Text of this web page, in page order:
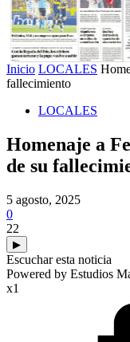
Inicio LOCALES
fallecimiento
LOCALES
Homenaje a
de su
5 agosto, 2025
0
22
▶
Escuchar esta noticia
Powered by Estudios
x1